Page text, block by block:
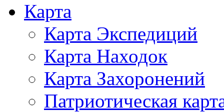
Карта
Карта Экспедиций
Карта Находок
Карта Захоронений
Патриотическая